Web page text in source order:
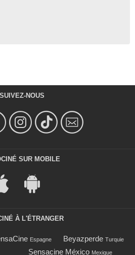
SUIVEZ-NOUS
SUR MOBILE
À L'ÉTRANGER
Espagne Beyazperde Turquie
Sensacine México Mexique